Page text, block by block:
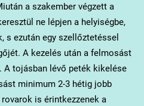
a szakember végzett a
ne lépjen a helyiségbe,
s ezután egy szellőztetéssel
A kezelés után a felmosást
tojásban lévő peték kikelése
minimum 2-3 hétig jobb
is érintkezzenek a